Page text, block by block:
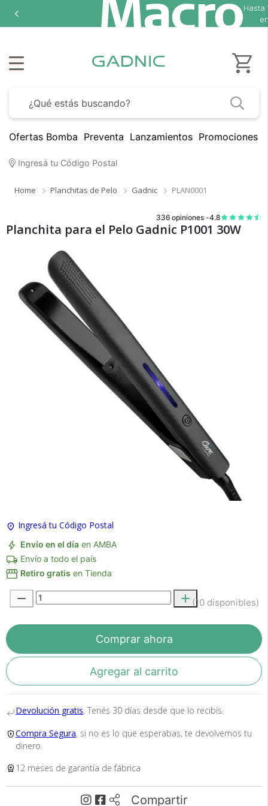
Hasta
en
Ofertas Bomba Preventa Lanzamientos Promociones
Ingresá tu Código Postal
Home Planchitas de Pelo Gadnic PLAN0001
336 opiniones -4.8
Planchita para el Pelo Gadnic P1001 30W
Ingresá tu Código Postal
Envío en el día en AMBA
Envío a todo el país
Retiro gratis en Tienda
(10 disponibles)
Comprar ahora
Agregar al carrito
Devolución gratis, Tenés 30 días desde que lo recibís.
Compra Segura, si no es lo que esperabas, te devolvemos tu
dinero.
12 meses de garantía de fábrica
Compartir
Medios de Pago
te devolvemos tu dinero.
que esperabas o te devolvemos el 100% de tu